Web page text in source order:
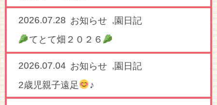
2026.07.28 お知らせ ,園日記
てとて畑２０２６
2026.07.04 お知らせ ,園日記
2歳児親子遠足
♪